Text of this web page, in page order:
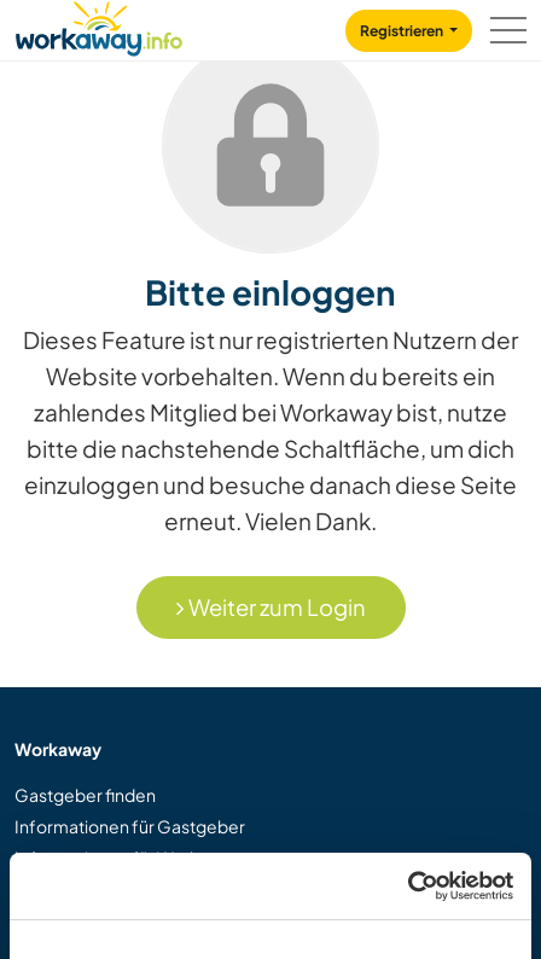
CONTENT
MAIN NAVIGATION
Registrieren
Bitte einloggen
Dieses Feature ist nur registrierten Nutzern der
Website vorbehalten. Wenn du bereits ein
zahlendes Mitglied bei Workaway bist, nutze
bitte die nachstehende Schaltfläche, um dich
einzuloggen und besuche danach diese Seite
erneut. Vielen Dank.
Weiter zum Login
Workaway
Gastgeber finden
Informationen für Gastgeber
Informationen für Workawayer
Als Host registrieren